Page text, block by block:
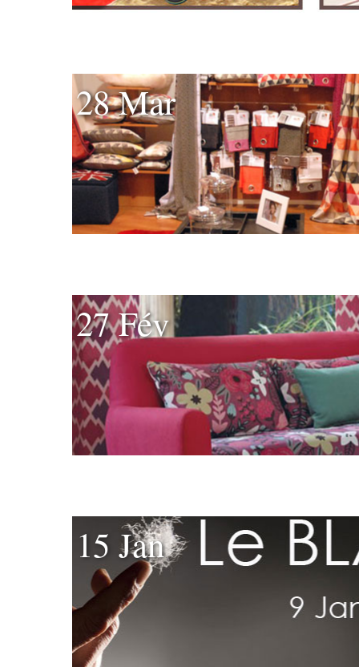
28 Mar
27 Fév
15 Jan